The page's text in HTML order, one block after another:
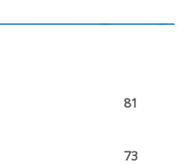
81
73